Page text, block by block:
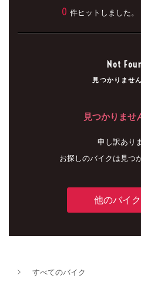
0 件ヒットしました。
Not
見つかりませ
見つかりませ
申し訳あり
お探しのバイクは見つ
他のバイ
すべてのバイク